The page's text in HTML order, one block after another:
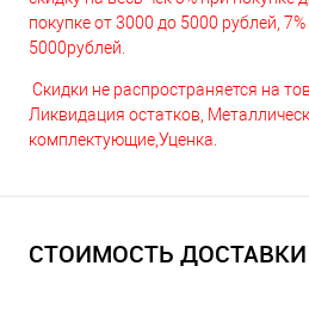
покупке от 3000 до 5000 рублей,
5000рублей.
Скидки не распространяется на
Ликвидация остатков,
комплектующие,Уценка.
СТОИМОСТЬ ДОСТАВКИ